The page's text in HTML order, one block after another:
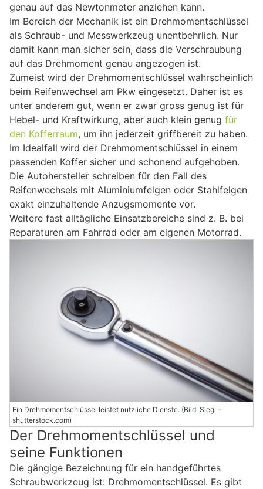
genau auf das Newtonmeter anziehen kann.
Im Bereich der Mechanik ist ein Drehmomentschlüssel
als Schraub- und Messwerkzeug unentbehrlich. Nur
damit kann man sicher sein, dass die Verschraubung
auf das Drehmoment genau angezogen ist.
Zumeist wird der Drehmomentschlüssel wahrscheinlich
beim Reifenwechsel am Pkw eingesetzt. Daher ist es
unter anderem gut, wenn er zwar gross genug ist für
Hebel- und Kraftwirkung, aber auch klein genug für
den Kofferraum, um ihn jederzeit griffbereit zu haben.
Im Idealfall wird der Drehmomentschlüssel in einem
passenden Koffer sicher und schonend aufgehoben.
Die Autohersteller schreiben für den Fall des
Reifenwechsels mit Aluminiumfelgen oder Stahlfelgen
exakt einzuhaltende Anzugsmomente vor.
Weitere fast alltägliche Einsatzbereiche sind z. B. bei
Reparaturen am Fahrrad oder am eigenen Motorrad.
Ein Drehmomentschlüssel leistet nützliche Dienste. (Bild: Siegi –
shutterstock.com)
Der Drehmomentschlüssel und
seine Funktionen
Die gängige Bezeichnung für ein handgeführtes
Schraubwerkzeug ist: Drehmomentschlüssel. Es gibt